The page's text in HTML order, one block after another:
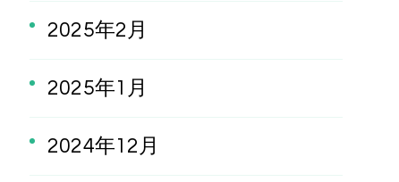
2025年2月
2025年1月
2024年12月